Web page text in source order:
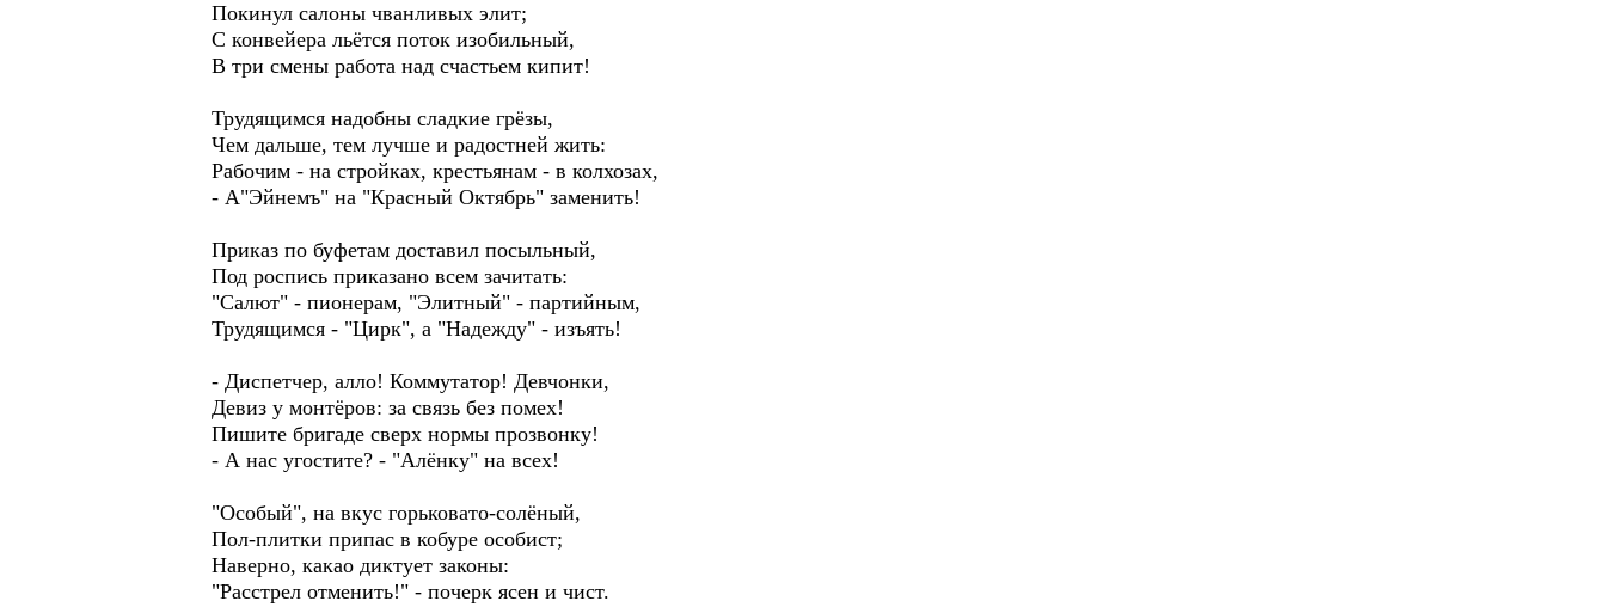
Покинул салоны чванливых элит;
С конвейера льётся поток изобильный,
В три смены работа над счастьем кипит!
Трудящимся надобны сладкие грёзы,
Чем дальше, тем лучше и радостней жить:
Рабочим - на стройках, крестьянам - в колхозах,
- А"Эйнемъ" на "Красный Октябрь" заменить!
Приказ по буфетам доставил посыльный,
Под роспись приказано всем зачитать:
"Салют" - пионерам, "Элитный" - партийным,
Трудящимся - "Цирк", а "Надежду" - изъять!
- Диспетчер, алло! Коммутатор! Девчонки,
Девиз у монтёров: за связь без помех!
Пишите бригаде сверх нормы прозвонку!
- А нас угостите? - "Алёнку" на всех!
"Особый", на вкус горьковато-солёный,
Пол-плитки припас в кобуре особист;
Наверно, какао диктует законы:
"Расстрел отменить!" - почерк ясен и чист.